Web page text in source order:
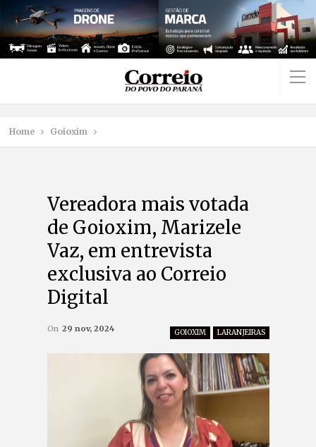
Home Goioxim
Vereadora mais votada
de Goioxim, Marizele
Vaz, em entrevista
exclusiva ao Correio
Digital
GOIOXIM LARANJEIRAS
On 29 nov, 2024